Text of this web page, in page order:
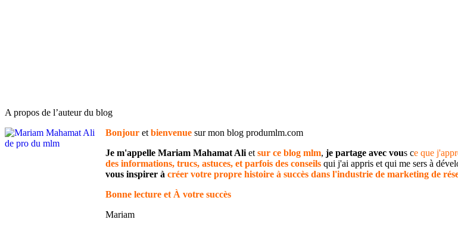
A propos de l’auteur du blog
Bonjour et bienvenue sur mon blog produmlm.com
Je m'appelle Mariam Mahamat Ali et sur ce blog mlm, je partage avec vous ce que
des informations, trucs, astuces, et parfois des conseils qui j'ai appris et qui me sers à
vous inspirer à créer votre propre histoire à succès dans l'industrie de marketing de
Bonne lecture et À votre succès
Mariam